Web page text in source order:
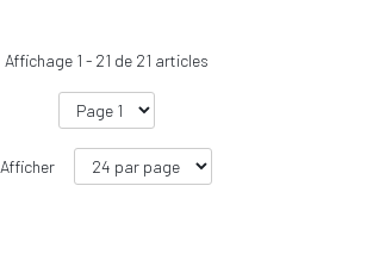
Affichage 1 - 21 de 21 articles
Afficher